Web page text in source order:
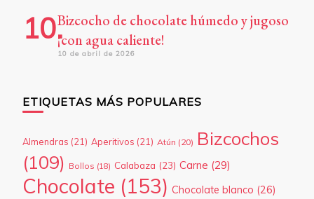
Bizcocho de chocolate húmedo y jugoso
¡con agua caliente!
10 de abril de 2026
ETIQUETAS MÁS POPULARES
Almendras (21) Aperitivos (21) Atún (20) Bizcochos
(109) Bollos (18) Calabaza (23) Carne (29)
Chocolate (153) Chocolate blanco (26)